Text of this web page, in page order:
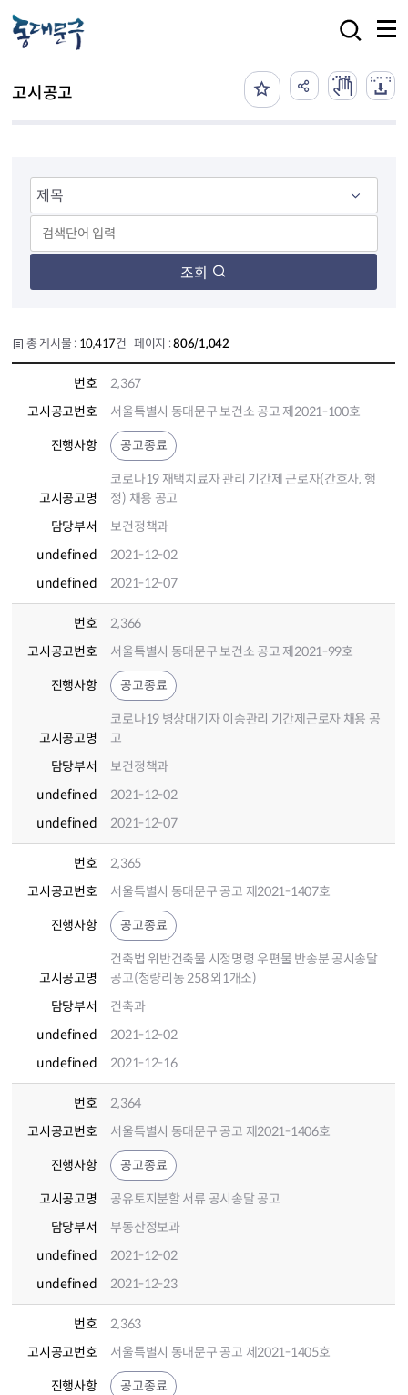
고시공고
조회
총 게시물 : 10,417건 페이지 :806/1,042
번호
2,367
고시공고번호
서울특별시 동대문구 보건소 공고 제2021-100호
진행사항 공고종료
고시공고명
코로나19 재택치료자 관리 기간제 근로자(간호사, 행
정) 채용 공고
담당부서
보건정책과
undefined
2021-12-02
undefined
2021-12-07
번호
2,366
고시공고번호
서울특별시 동대문구 보건소 공고 제2021-99호
진행사항 공고종료
고시공고명
코로나19 병상대기자 이송관리 기간제근로자 채용 공
고
담당부서
보건정책과
undefined
2021-12-02
undefined
2021-12-07
번호
2,365
고시공고번호
서울특별시 동대문구 공고 제2021-1407호
진행사항 공고종료
고시공고명
건축법 위반건축물 시정명령 우편물 반송분 공시송달
공고(청량리동 258 외1개소)
담당부서
건축과
undefined
2021-12-02
undefined
2021-12-16
번호
2,364
고시공고번호
서울특별시 동대문구 공고 제2021-1406호
진행사항 공고종료
고시공고명
공유토지분할 서류 공시송달 공고
담당부서
부동산정보과
undefined
2021-12-02
undefined
2021-12-23
번호
2,363
고시공고번호
서울특별시 동대문구 공고 제2021-1405호
진행사항 공고종료